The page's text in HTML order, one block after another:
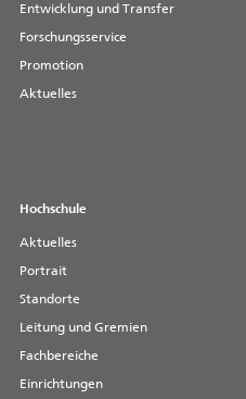
Entwicklung und Transfer
Forschungsservice
Promotion
Aktuelles
Hochschule
Aktuelles
Portrait
Standorte
Leitung und Gremien
Fachbereiche
Einrichtungen